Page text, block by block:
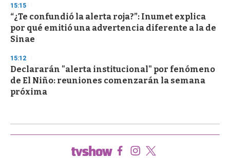
15:15
“¿Te confundió la alerta roja?”: Inumet explica
por qué emitió una advertencia diferente a la de
Sinae
15:12
Declararán "alerta institucional" por fenómeno
de El Niño: reuniones comenzarán la semana
próxima